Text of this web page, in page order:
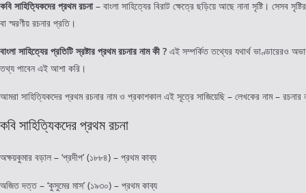
কবি সাহিত্যিকদের প্রথম রচনা– বাংলা সাহিত্যের বিরাট ক্ষেত্রে ছড়িয়ে আছে নানা সৃষ্টি। সেসব
বা স্মরণীয় রচনার প্রতি।
বাংলা সাহিত্যের প্রতিটি স্রষ্টার প্রথম রচনার নাম কী ? এই সম্পর্কিত তথ্যের যথার্থ ভাণ্ডারেরও
তথ্য পাবেন এই আশা করি।
আমরা সাহিত্যিকদের প্রথম রচনার নাম ও প্রকাশকাল এই সূত্রে সাজিয়েছি – লেখকের নাম –
কবি সাহিত্যিকদের প্রথম রচনা
অক্ষয়কুমার বড়াল – ‘প্রদীপ’ (১৮৮৪) – প্রথম কাব্য
অজিত দত্ত – ‘কুসুমের মাস’ (১৯৩০) – প্রথম কাব্য